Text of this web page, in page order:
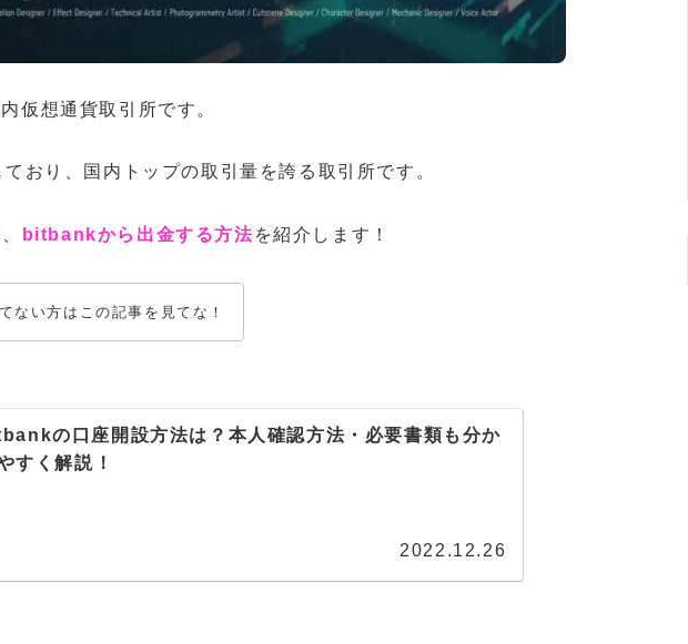
仮想通貨取引所です。
おり、国内トップの取引量を誇る取引所です。
bitbankから出金する方法を紹介します！
ない方はこの記事を見てな！
の口座開設方法は？本人確認方法・必要書類も分か
すく解説！
2022.12.26